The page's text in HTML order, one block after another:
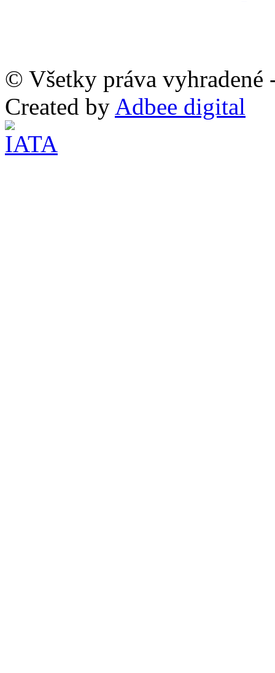
© Všetky práva vyhradené
Created by Adbee digital